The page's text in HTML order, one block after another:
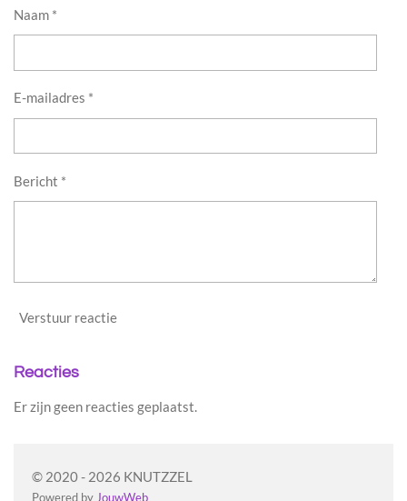
Naam *
E-mailadres *
Bericht *
Verstuur reactie
Reacties
Er zijn geen reacties geplaatst.
© 2020 - 2026 KNUTZZEL
Powered by JouwWeb